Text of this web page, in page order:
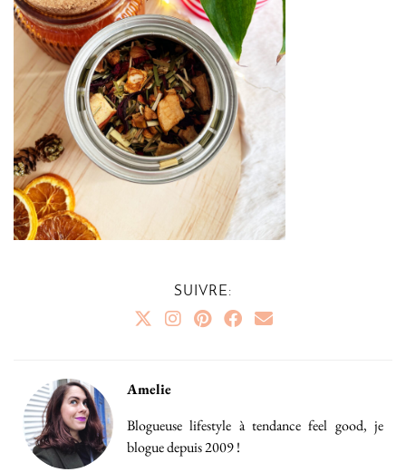
SUIVRE:
Amelie
Blogueuse lifestyle à tendance feel good, je
blogue depuis 2009 !